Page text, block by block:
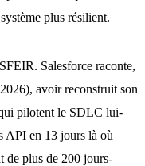
plus résilient.
Salesforce raconte,
avoir reconstruit son
pilotent le SDLC lui-
API en 13 jours là où
de plus de 200 jours-